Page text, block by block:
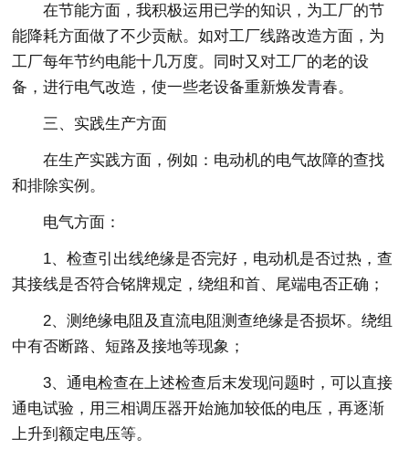
在节能方面，我积极运用已学的知识，为工厂的节
能降耗方面做了不少贡献。如对工厂线路改造方面，为
工厂每年节约电能十几万度。同时又对工厂的老的设
备，进行电气改造，使一些老设备重新焕发青春。
三、实践生产方面
在生产实践方面，例如：电动机的电气故障的查找
和排除实例。
电气方面：
1、检查引出线绝缘是否完好，电动机是否过热，查
其接线是否符合铭牌规定，绕组和首、尾端电否正确；
2、测绝缘电阻及直流电阻测查绝缘是否损坏。绕组
中有否断路、短路及接地等现象；
3、通电检查在上述检查后末发现问题时，可以直接
通电试验，用三相调压器开始施加较低的电压，再逐渐
上升到额定电压等。